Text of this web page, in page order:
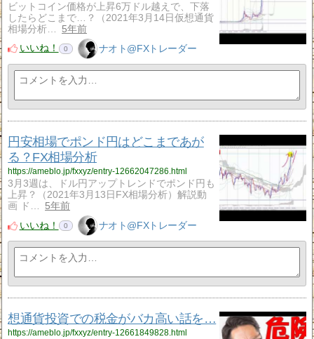
ビットコイン価格が上昇6万ドル越えで、下落
したらどこまで…？（2021年3月14日仮想通貨
相場分析…
5年前
いいね！
0 ナオト@FXトレーダー
円安相場でポンド円はどこまであが
る？FX相場分析
https://ameblo.jp/fxxyz/entry-12662047286.html
3月3週は、ドル円アップトレンドでポンド円も
上昇？（2021年3月13日FX相場分析）解説動
画 ド…
5年前
いいね！
0 ナオト@FXトレーダー
想通貨投資での税金がバカ高い話を…
https://ameblo.jp/fxxyz/entry-12661849828.html